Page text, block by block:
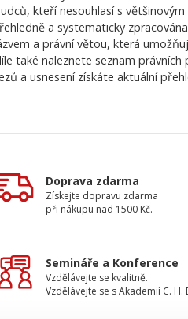
kteří nesouhlasí s
a systematicky
a právní větou, která
také naleznete seznam
a usnesení získáte aktuální
Doprava zdarma
Získejte dopravu zdarma
při nákupu nad 1500 Kč.
Semináře a Konference
Vzdělávejte se kvalitně.
Vzdělávejte se s Akademií C. H.